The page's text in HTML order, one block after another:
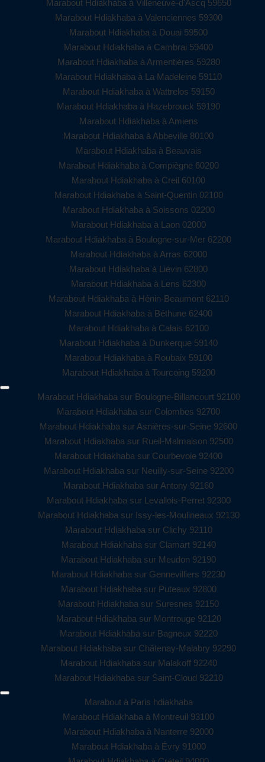
Marabout Hdiakhaba à Villeneuve-d'Ascq 59650
Marabout Hdiakhaba à Valenciennes 59300
Marabout Hdiakhaba à Douai 59500
Marabout Hdiakhaba à Cambrai 59400
Marabout Hdiakhaba à Armentières 59280
Marabout Hdiakhaba à La Madeleine 59110
Marabout Hdiakhaba à Wattrelos 59150
Marabout Hdiakhaba à Hazebrouck 59190
Marabout Hdiakhaba à Amiens
Marabout Hdiakhaba à Abbeville 80100
Marabout Hdiakhaba à Beauvais
Marabout Hdiakhaba à Compiègne 60200
Marabout Hdiakhaba à Creil 60100
Marabout Hdiakhaba à Saint-Quentin 02100
Marabout Hdiakhaba à Soissons 02200
Marabout Hdiakhaba à Laon 02000
Marabout Hdiakhaba à Boulogne-sur-Mer 62200
Marabout Hdiakhaba à Arras 62000
Marabout Hdiakhaba à Liévin 62800
Marabout Hdiakhaba à Lens 62300
Marabout Hdiakhaba à Hénin-Beaumont 62110
Marabout Hdiakhaba à Béthune 62400
Marabout Hdiakhaba à Calais 62100
Marabout Hdiakhaba à Dunkerque 59140
Marabout Hdiakhaba à Roubaix 59100
Marabout Hdiakhaba à Tourcoing 59200
Marabout Hdiakhaba sur Boulogne-Billancourt 92100
Marabout Hdiakhaba sur Colombes 92700
Marabout Hdiakhaba sur Asnières-sur-Seine 92600
Marabout Hdiakhaba sur Rueil-Malmaison 92500
Marabout Hdiakhaba sur Courbevoie 92400
Marabout Hdiakhaba sur Neuilly-sur-Seine 92200
Marabout Hdiakhaba sur Antony 92160
Marabout Hdiakhaba sur Levallois-Perret 92300
Marabout Hdiakhaba sur Issy-les-Moulineaux 92130
Marabout Hdiakhaba sur Clichy 92110
Marabout Hdiakhaba sur Clamart 92140
Marabout Hdiakhaba sur Meudon 92190
Marabout Hdiakhaba sur Gennevilliers 92230
Marabout Hdiakhaba sur Puteaux 92800
Marabout Hdiakhaba sur Suresnes 92150
Marabout Hdiakhaba sur Montrouge 92120
Marabout Hdiakhaba sur Bagneux 92220
Marabout Hdiakhaba sur Châtenay-Malabry 92290
Marabout Hdiakhaba sur Malakoff 92240
Marabout Hdiakhaba sur Saint-Cloud 92210
Marabout à Paris hdiakhaba
Marabout Hdiakhaba à Montreuil 93100
Marabout Hdiakhaba à Nanterre 92000
Marabout Hdiakhaba à Évry 91000